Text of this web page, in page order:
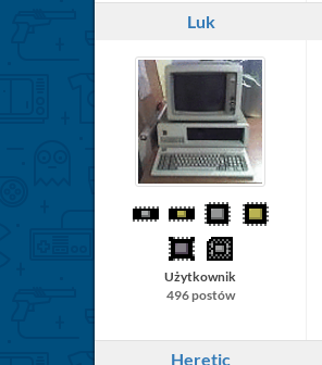
Luk
Użytkownik
496 postów
Heretic